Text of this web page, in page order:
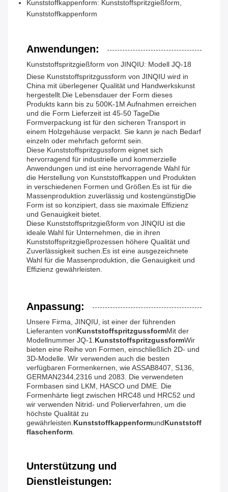
Kunststoffkappenform: Kunststoffspritzgießform,
Kunststoffkappenform
Anwendungen:
Kunststoffspritzgießform von JINQIU: Modell JQ-18
Diese Kunststoffspritzgussform von JINQIU wird in
China mit überlegener Qualität und Handwerkskunst
hergestellt.Die Lebensdauer der Form dieses
Produkts kann bis zu 500K-1M Aufnahmen erreichen
und die Form Lieferzeit ist 45-50 TageDie
Formverpackung ist für den sicheren Transport in
einem Holzgehäuse verpackt. Sie kann je nach Bedarf
einzeln oder mehrfach geformt sein.
Diese Kunststoffspritzgussform eignet sich
hervorragend für industrielle und kommerzielle
Anwendungen und ist eine hervorragende Wahl für
die Herstellung von Kunststoffkappen und Produkten
in verschiedenen Formen und Größen.Es ist für die
Massenproduktion zuverlässig und kostengünstigDie
Form ist so konzipiert, dass sie maximale Effizienz
und Genauigkeit bietet.
Diese Kunststoffspritzgießform von JINQIU ist die
ideale Wahl für Unternehmen, die in ihren
Kunststoffspritzgießprozessen höhere Qualität und
Zuverlässigkeit suchen.Es ist eine ausgezeichnete
Wahl für die Massenproduktion, die Genauigkeit und
Effizienz gewährleisten.
Anpassung:
Unsere Firma, JINQIU, ist einer der führenden
Lieferanten vonKunststoffspritzgussformMit der
Modellnummer JQ-1.KunststoffspritzgussformWir
bieten eine Reihe von Formen, einschließlich 2D- und
3D-Modelle. Wir verwenden auch die besten
verfügbaren Formenkernen, wie ASSAB8407, S136,
GERMAN2344,2316 und 2083. Die verwendeten
Formbasen sind LKM, HASCO und DME. Die
Formenhärte liegt zwischen HRC48 und HRC52 und
wir verwenden Nitrid- und Polierverfahren, um die
höchste Qualität zu
gewährleisten.KunststoffkappenformundKunststoff
flaschenform.
Unterstützung und
Dienstleistungen: